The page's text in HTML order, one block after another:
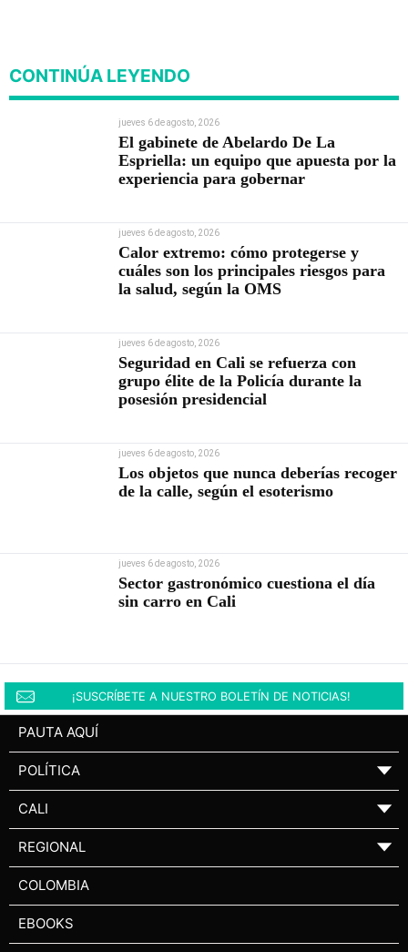
CONTINÚA LEYENDO
jueves 6 de agosto, 2026
El gabinete de Abelardo De La
Espriella: un equipo que apuesta por la
experiencia para gobernar
jueves 6 de agosto, 2026
Calor extremo: cómo protegerse y
cuáles son los principales riesgos para
la salud, según la OMS
jueves 6 de agosto, 2026
Seguridad en Cali se refuerza con
grupo élite de la Policía durante la
posesión presidencial
jueves 6 de agosto, 2026
Los objetos que nunca deberías recoger
de la calle, según el esoterismo
jueves 6 de agosto, 2026
Sector gastronómico cuestiona el día
sin carro en Cali
¡SUSCRÍBETE A NUESTRO BOLETÍN DE NOTICIAS!
PAUTA AQUÍ
POLÍTICA ▼
CALI ▼
REGIONAL ▼
COLOMBIA
EBOOKS